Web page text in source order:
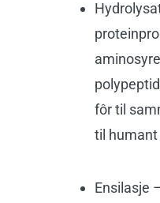
fôr til
til
Ensilasje